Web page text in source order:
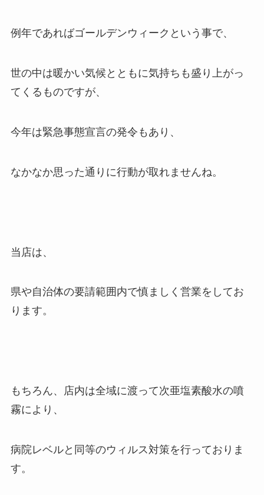
例年であればゴールデンウィークという事で、
世の中は暖かい気候とともに気持ちも盛り上がっ
てくるものですが、
今年は緊急事態宣言の発令もあり、
なかなか思った通りに行動が取れませんね。
当店は、
県や自治体の要請範囲内で慎ましく営業をしてお
ります。
もちろん、店内は全域に渡って次亜塩素酸水の噴
霧により、
病院レベルと同等のウィルス対策を行っておりま
す。